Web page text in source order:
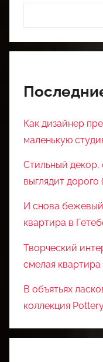
Как дизайнер
маленькую
Стильный декор,
выглядит дорого
И снова
квартира в
Творческий
смелая
В объятьях
коллекция